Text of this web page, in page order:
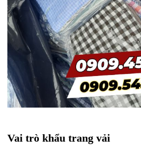
Vai trò khẩu trang vải